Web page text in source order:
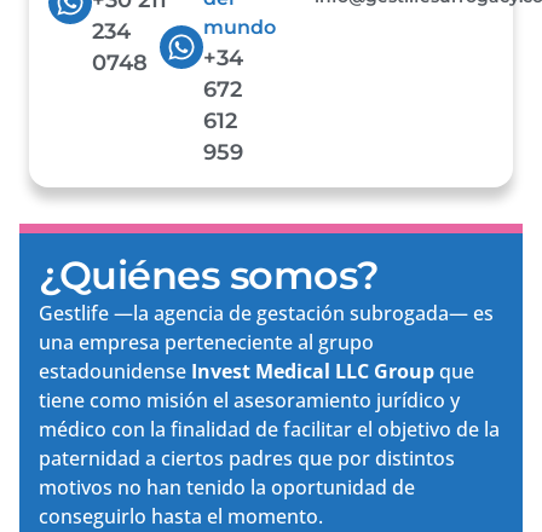
234
0748
mundo
+34
672
612
959
¿Quiénes somos?
Gestlife —la agencia de gestación subrogada— es
una empresa perteneciente al grupo
estadounidense Invest Medical LLC Groupque
tiene como misión el asesoramiento jurídico y
médico con la finalidad de facilitar el objetivo de la
paternidad a ciertos padres que por distintos
motivos no han tenido la oportunidad de
conseguirlo hasta el momento.